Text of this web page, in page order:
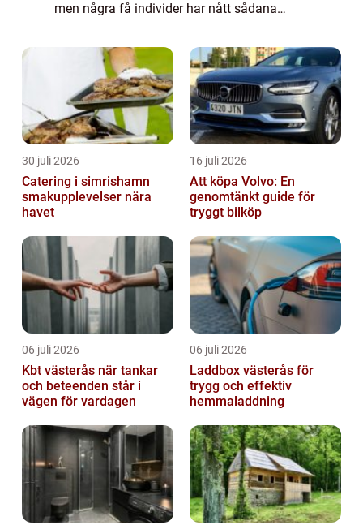
men några få individer har nått sådana
blivit kända som ”världens dyraste hun...
30 juli 2026
Catering i simrishamn
smakupplevelser nära
havet
16 juli 2026
Att köpa Volvo: En
genomtänkt guide för
tryggt bilköp
06 juli 2026
Kbt västerås när tankar
och beteenden står i
vägen för vardagen
06 juli 2026
Laddbox västerås för
trygg och effektiv
hemmaladdning